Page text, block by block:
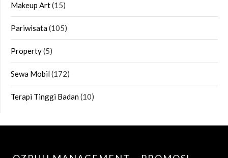
Makeup Art(15)
Pariwisata(105)
Property(5)
Sewa Mobil(172)
Terapi Tinggi Badan(10)